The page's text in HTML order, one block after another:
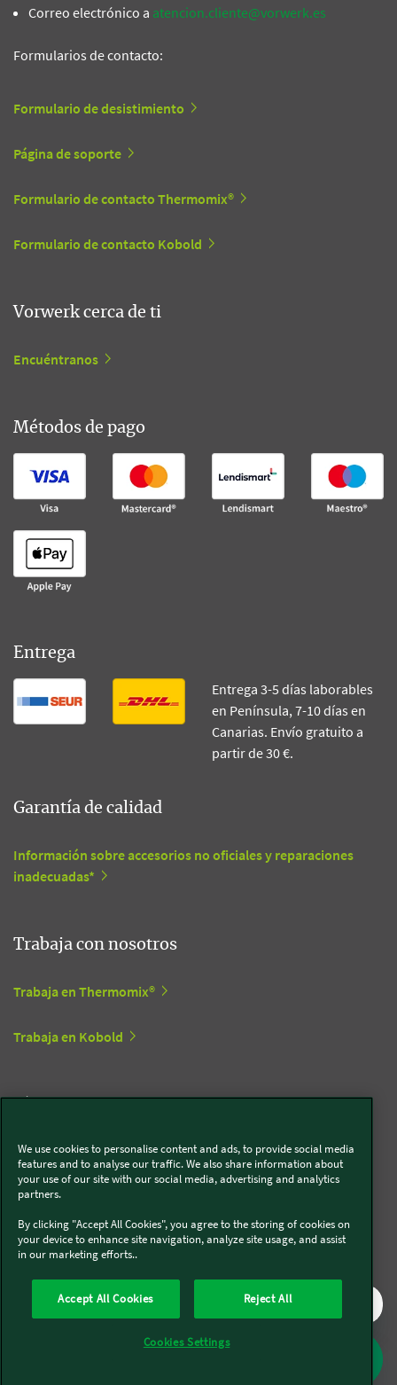
Correo electrónico a atencion.cliente@vorwerk.es
Formularios de contacto:
Formulario de desistimiento
Página de soporte
Formulario de contacto Thermomix®
Formulario de contacto Kobold
Vorwerk cerca de ti
Encuéntranos
Métodos de pago
Entrega
Entrega 3-5 días laborables
en Península, 7-10 días en
Canarias. Envío gratuito a
partir de 30 €.
Garantía de calidad
Información sobre accesorios no oficiales y reparaciones
inadecuadas*
Trabaja con nosotros
Trabaja en Thermomix®
Trabaja en Kobold
Kobold
Thermomix®
Política de privacidad
We use cookies to personalise content and ads, to provide social media
features and to analyse our traffic. We also share information about
your use of our site with our social media, advertising and analytics
partners.
By clicking "Accept All Cookies", you agree to the storing of cookies on
your device to enhance site navigation, analyze site usage, and assist
in our marketing efforts..
Accept All Cookies Reject All
Cookies Settings